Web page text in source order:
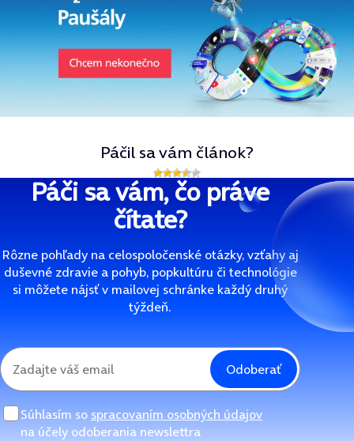
Páčil sa vám článok?
Páči sa vám, čo práve
čítate?
Rôzne pohľady na celospoločenské otázky, vzťahy aj
duševné zdravie a pohyb, popkultúru či technológie
si môžete nájsť v mailovej schránke každý druhý
týždeň.
Odoberať
Súhlasím so spracovaním osobných údajov
na účely odoberania newslettra